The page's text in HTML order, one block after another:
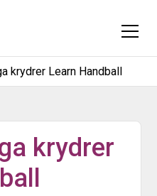
krydrer Learn Handball
krydrer